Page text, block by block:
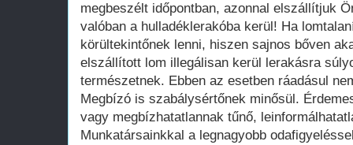
megbeszélt időpontban, azonnal elszállítjuk
valóban a hulladéklerakóba kerül! Ha
körültekintőnek lenni, hiszen sajnos bőven
elszállított lom illegálisan kerül lerakásra
természetnek. Ebben az esetben ráadásul
Megbízó is szabálysértőnek minősül.
vagy megbízhatatlannak tűnő,
Munkatársainkkal a legnagyobb